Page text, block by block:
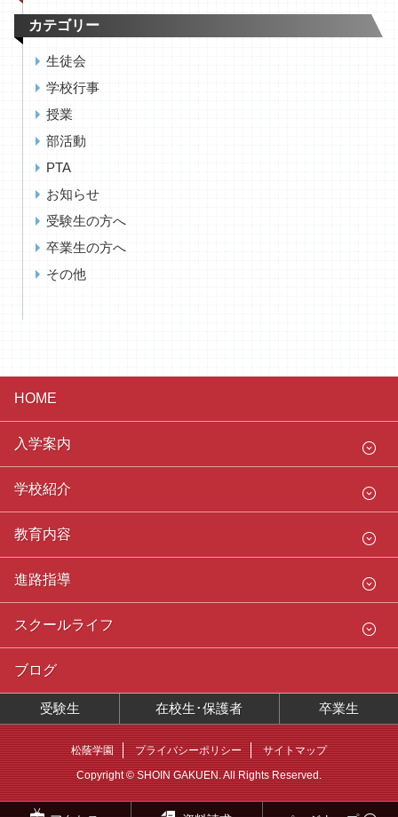
カテゴリー
生徒会
学校行事
授業
部活動
PTA
お知らせ
受験生の方へ
卒業生の方へ
その他
HOME
入学案内
学校紹介
教育内容
進路指導
スクールライフ
ブログ
受験生 在校生･保護者 卒業生
松蔭学園 プライバシーポリシー
サイトマップ
Copyright © SHOIN GAKUEN. All Rights Reserved.